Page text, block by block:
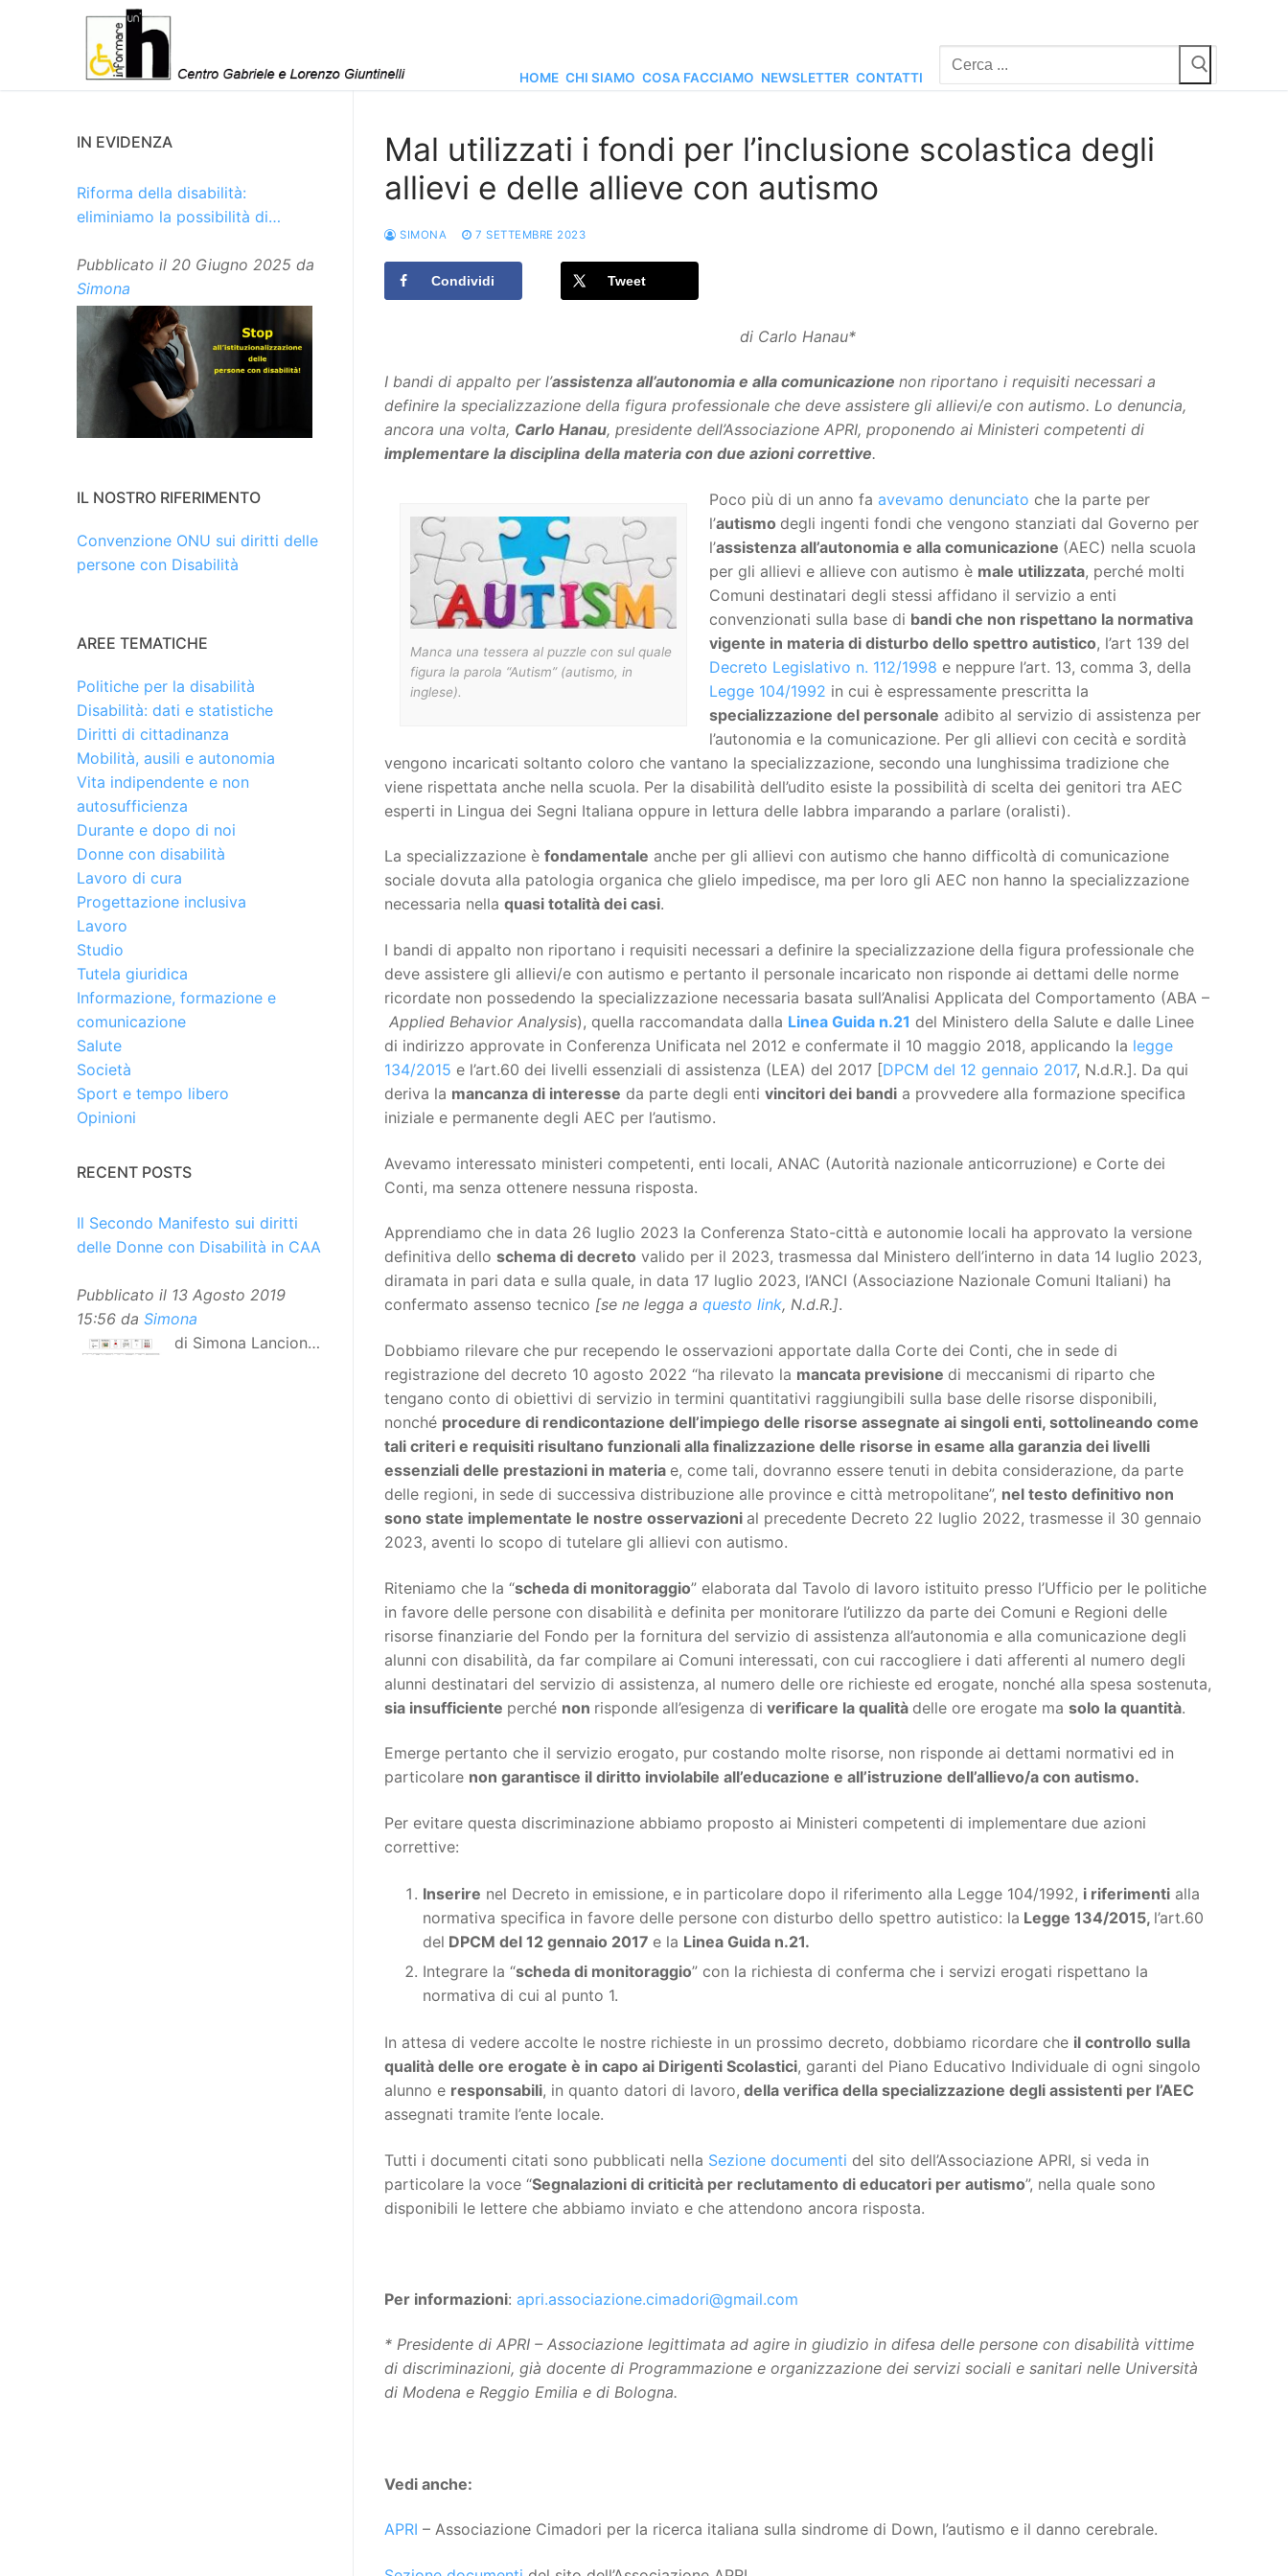
HOME CHI SIAMO COSA FACCIAMO NEWSLETTER CONTATTI
Cerca:
Mal utilizzati i fondi per l’inclusione scolastica degli
allievi e delle allieve con autismo
SIMONA 7 SETTEMBRE 2023
Condividi Tweet
di Carlo Hanau*
I bandi di appalto per l’assistenza all’autonomia e alla comunicazione non riportano i requisiti necessari a
definire la specializzazione della figura professionale che deve assistere gli allievi/e con autismo. Lo denuncia,
ancora una volta, Carlo Hanau, presidente dell’Associazione APRI, proponendo ai Ministeri competenti di
implementare la disciplina della materia con due azioni correttive.
Manca una tessera al puzzle con sul quale
figura la parola “Autism” (autismo, in
inglese).
Poco più di un anno fa avevamo denunciato che la parte per
l’autismo degli ingenti fondi che vengono stanziati dal Governo per
l’assistenza all’autonomia e alla comunicazione (AEC) nella scuola
per gli allievi e allieve con autismo è male utilizzata, perché molti
Comuni destinatari degli stessi affidano il servizio a enti
convenzionati sulla base di bandi che non rispettano la normativa
vigente in materia di disturbo dello spettro autistico, l’art 139 del
Decreto Legislativo n. 112/1998 e neppure l’art. 13, comma 3, della
Legge 104/1992 in cui è espressamente prescritta la
specializzazione del personale adibito al servizio di assistenza per
l’autonomia e la comunicazione. Per gli allievi con cecità e sordità
vengono incaricati soltanto coloro che vantano la specializzazione, secondo una lunghissima tradizione che
viene rispettata anche nella scuola. Per la disabilità dell’udito esiste la possibilità di scelta dei genitori tra AEC
esperti in Lingua dei Segni Italiana oppure in lettura delle labbra imparando a parlare (oralisti).
La specializzazione è fondamentale anche per gli allievi con autismo che hanno difficoltà di comunicazione
sociale dovuta alla patologia organica che glielo impedisce, ma per loro gli AEC non hanno la specializzazione
necessaria nella quasi totalità dei casi.
I bandi di appalto non riportano i requisiti necessari a definire la specializzazione della figura professionale che
deve assistere gli allievi/e con autismo e pertanto il personale incaricato non risponde ai dettami delle norme
ricordate non possedendo la specializzazione necessaria basata sull’Analisi Applicata del Comportamento (ABA –
Applied Behavior Analysis), quella raccomandata dalla Linea Guida n.21 del Ministero della Salute e dalle Linee
di indirizzo approvate in Conferenza Unificata nel 2012 e confermate il 10 maggio 2018, applicando la legge
134/2015 e l’art.60 dei livelli essenziali di assistenza (LEA) del 2017 [DPCM del 12 gennaio 2017, N.d.R.]. Da qui
deriva la mancanza di interesse da parte degli enti vincitori dei bandi a provvedere alla formazione specifica
iniziale e permanente degli AEC per l’autismo.
Avevamo interessato ministeri competenti, enti locali, ANAC (Autorità nazionale anticorruzione) e Corte dei
Conti, ma senza ottenere nessuna risposta.
Apprendiamo che in data 26 luglio 2023 la Conferenza Stato-città e autonomie locali ha approvato la versione
definitiva dello schema di decreto valido per il 2023, trasmessa dal Ministero dell’interno in data 14 luglio 2023,
diramata in pari data e sulla quale, in data 17 luglio 2023, l’ANCI (Associazione Nazionale Comuni Italiani) ha
confermato assenso tecnico [se ne legga a questo link, N.d.R.].
Dobbiamo rilevare che pur recependo le osservazioni apportate dalla Corte dei Conti, che in sede di
registrazione del decreto 10 agosto 2022 “ha rilevato la mancata previsione di meccanismi di riparto che
tengano conto di obiettivi di servizio in termini quantitativi raggiungibili sulla base delle risorse disponibili,
nonché procedure di rendicontazione dell’impiego delle risorse assegnate ai singoli enti, sottolineando come
tali criteri e requisiti risultano funzionali alla finalizzazione delle risorse in esame alla garanzia dei livelli
essenziali delle prestazioni in materia e, come tali, dovranno essere tenuti in debita considerazione, da parte
delle regioni, in sede di successiva distribuzione alle province e città metropolitane”, nel testo definitivo non
sono state implementate le nostre osservazioni al precedente Decreto 22 luglio 2022, trasmesse il 30 gennaio
2023, aventi lo scopo di tutelare gli allievi con autismo.
Riteniamo che la “scheda di monitoraggio” elaborata dal Tavolo di lavoro istituito presso l’Ufficio per le politiche
in favore delle persone con disabilità e definita per monitorare l’utilizzo da parte dei Comuni e Regioni delle
risorse finanziarie del Fondo per la fornitura del servizio di assistenza all’autonomia e alla comunicazione degli
alunni con disabilità, da far compilare ai Comuni interessati, con cui raccogliere i dati afferenti al numero degli
alunni destinatari del servizio di assistenza, al numero delle ore richieste ed erogate, nonché alla spesa sostenuta,
sia insufficiente perché non risponde all’esigenza di verificare la qualità delle ore erogate ma solo la quantità.
Emerge pertanto che il servizio erogato, pur costando molte risorse, non risponde ai dettami normativi ed in
particolare non garantisce il diritto inviolabile all’educazione e all’istruzione dell’allievo/a con autismo.
Per evitare questa discriminazione abbiamo proposto ai Ministeri competenti di implementare due azioni
correttive:
Inserire nel Decreto in emissione, e in particolare dopo il riferimento alla Legge 104/1992, i riferimenti alla
normativa specifica in favore delle persone con disturbo dello spettro autistico: la Legge 134/2015, l’art.60
del DPCM del 12 gennaio 2017 e la Linea Guida n.21.
Integrare la “scheda di monitoraggio” con la richiesta di conferma che i servizi erogati rispettano la
normativa di cui al punto 1.
In attesa di vedere accolte le nostre richieste in un prossimo decreto, dobbiamo ricordare che il controllo sulla
qualità delle ore erogate è in capo ai Dirigenti Scolastici, garanti del Piano Educativo Individuale di ogni singolo
alunno e responsabili, in quanto datori di lavoro, della verifica della specializzazione degli assistenti per l’AEC
assegnati tramite l’ente locale.
Tutti i documenti citati sono pubblicati nella Sezione documenti del sito dell’Associazione APRI, si veda in
particolare la voce “Segnalazioni di criticità per reclutamento di educatori per autismo”, nella quale sono
disponibili le lettere che abbiamo inviato e che attendono ancora risposta.
Per informazioni: apri.associazione.cimadori@gmail.com
* Presidente di APRI – Associazione legittimata ad agire in giudizio in difesa delle persone con disabilità vittime
di discriminazioni, già docente di Programmazione e organizzazione dei servizi sociali e sanitari nelle Università
di Modena e Reggio Emilia e di Bologna.
Vedi anche:
APRI – Associazione Cimadori per la ricerca italiana sulla sindrome di Down, l’autismo e il danno cerebrale.
IN EVIDENZA
Riforma della disabilità:
eliminiamo la possibilità di
Pubblicato il 20 Giugno 2025 da
Simona
IL NOSTRO RIFERIMENTO
Convenzione ONU sui diritti delle
persone con Disabilità
AREE TEMATICHE
Politiche per la disabilità
Disabilità: dati e statistiche
Diritti di cittadinanza
Mobilità, ausili e autonomia
Vita indipendente e non
autosufficienza
Durante e dopo di noi
Donne con disabilità
Lavoro di cura
Progettazione inclusiva
Lavoro
Studio
Tutela giuridica
Informazione, formazione e
comunicazione
Salute
Società
Sport e tempo libero
Opinioni
RECENT POSTS
Il Secondo Manifesto sui diritti
delle Donne con Disabilità in CAA
Pubblicato il 13 Agosto 2019
15:56 da Simona
di Simona Lancioni,